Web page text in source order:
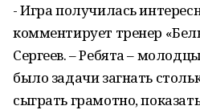
- Игра получилась
комментирует тренер
Сергеев. – Ребята –
было задачи загнать
сыграть грамотно,